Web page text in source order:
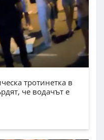
тротинетка в
че водачът е